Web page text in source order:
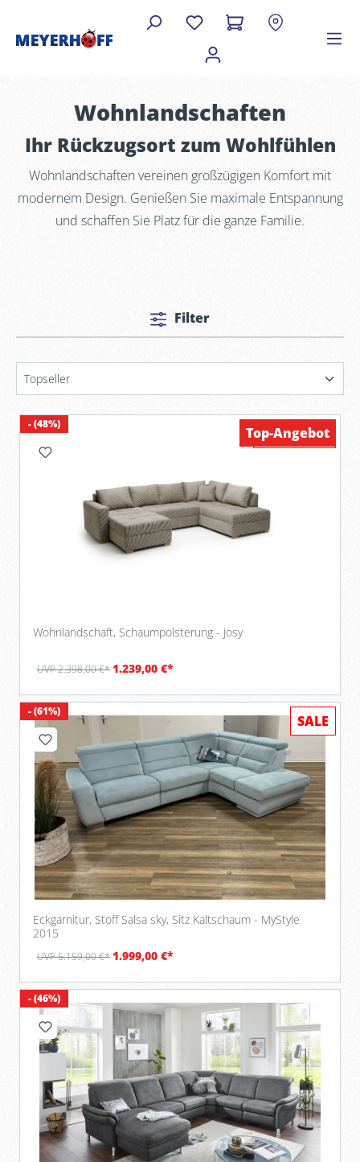
Wohnlandschaften
Ihr Rückzugsort zum Wohlfühlen
Wohnlandschaften vereinen großzügigen Komfort mit
modernem Design. Genießen Sie maximale Entspannung
und schaffen Sie Platz für die ganze Familie.
Filter
- (48%)
Wohnlandschaft, Schaumpolsterung - Josy
UVP 2.398,00 €*1.239,00 €*
Verfügbar
Top-Angebot
- (61%)
Eckgarnitur, Stoff Salsa sky, Sitz Kaltschaum - MyStyle
2015
UVP 5.159,00 €*1.999,00 €*
SALE
- (46%)